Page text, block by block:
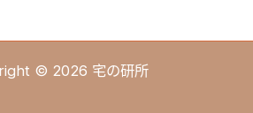
© 2026 宅の研所